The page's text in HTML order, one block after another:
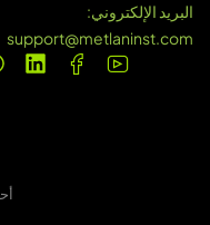
البريد الإلكتروني:
support@metlaninst.com